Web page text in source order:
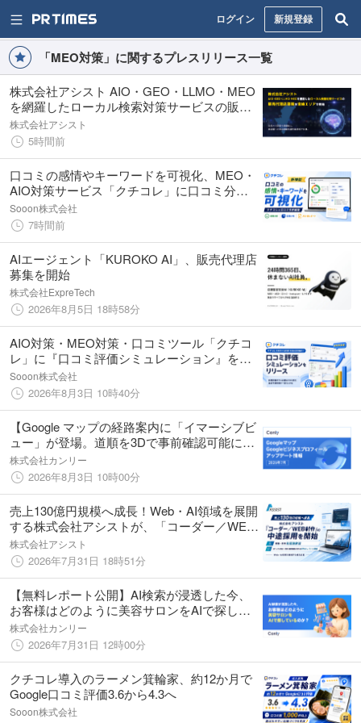
ログイン 新規登録
「MEO対策」に関するプレスリリース一覧
株式会社アシスト AIO・GEO・LLMO・MEO
を網羅したローカル検索対策サービスの販売
代理店募集を宮崎エリアで開始。生成AIの回
答を最適化し、実店舗とユーザーの出会いを
最先端技術で支援。
株式会社アシスト
5時間前
口コミの感情やキーワードを可視化、MEO・
AIO対策サービス「クチコレ」に口コミ分析
機能
Sooon株式会社
7時間前
AIエージェント「KUROKO AI」、販売代理店
募集を開始
株式会社ExpreTech
2026年8月5日 18時58分
AIO対策・MEO対策・口コミツール「クチコ
レ」に『口コミ評価シミュレーション』を提
供開始。目標到達時期を可視化
Sooon株式会社
2026年8月3日 10時40分
【Google マップの経路案内に「イマーシブビ
ュー」が登場。道順を3Dで事前確認可能に
他】Google マップ・Google ビジネスプロフ
ィールのアップデート情報（2026年7月版）
を無料公開
株式会社カンリー
2026年8月3日 10時00分
売上130億円規模へ成長！Web・AI領域を展開
する株式会社アシストが、「コーダー／WEB
制作」の中途採用を開始
株式会社アシスト
2026年7月31日 18時51分
【無料レポート公開】AI検索が浸透した今、
お客様はどのように美容サロンをAIで探して
いるのか？
株式会社カンリー
2026年7月31日 12時00分
クチコレ導入のラーメン箕輪家、約12か月で
Google口コミ評価3.6から4.3へ
Sooon株式会社